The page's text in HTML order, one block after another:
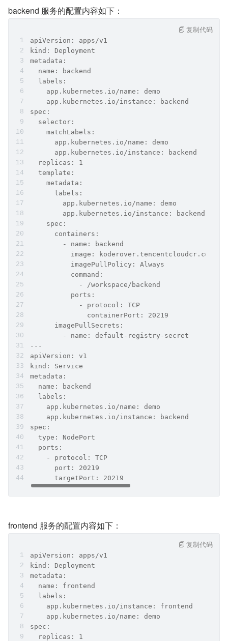
backend 服务的配置内容如下：
apiVersion: apps/v1
kind: Deployment
metadata:
  name: backend
  labels:
    app.kubernetes.io/name: demo
    app.kubernetes.io/instance: backend
spec:
  selector:
    matchLabels:
      app.kubernetes.io/name: demo
      app.kubernetes.io/instance: backend
  replicas: 1
  template:
    metadata:
      labels:
        app.kubernetes.io/name: demo
        app.kubernetes.io/instance: backend
    spec:
      containers:
        - name: backend
image: koderover.tencentcloudcr.com/
          imagePullPolicy: Always
          command:
            - /workspace/backend
          ports:
            - protocol: TCP
              containerPort: 20219
      imagePullSecrets:
        - name: default-registry-secret
---
apiVersion: v1
kind: Service
metadata:
  name: backend
  labels:
    app.kubernetes.io/name: demo
    app.kubernetes.io/instance: backend
spec:
  type: NodePort
  ports:
    - protocol: TCP
      port: 20219
      targetPort: 20219
复制代码
frontend 服务的配置内容如下：
apiVersion: apps/v1
kind: Deployment
metadata:
  name: frontend
  labels:
    app.kubernetes.io/instance: frontend
    app.kubernetes.io/name: demo
spec:
  replicas: 1
复制代码